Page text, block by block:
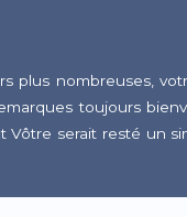
plus nombreuses,
toujours
Vôtre serait resté un